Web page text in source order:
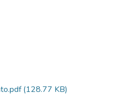
(128.77 KB)